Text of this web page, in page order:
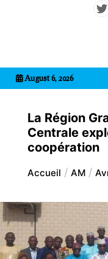
August 6, 2026
La Région
Centrale
coopération
Accueil AM